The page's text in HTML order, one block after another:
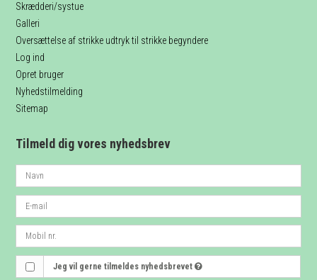
Skrædderi/systue
Galleri
Oversættelse af strikke udtryk til strikke begyndere
Log ind
Opret bruger
Nyhedstilmelding
Sitemap
Tilmeld dig vores nyhedsbrev
Jeg vil gerne tilmeldes nyhedsbrevet